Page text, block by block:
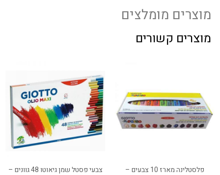
מוצרים מומלצים
מוצרים קשורים
פלסטלינה מארז 10 צבעים –
צבעי פסטל שמן גיאוטו 48 גוונים –